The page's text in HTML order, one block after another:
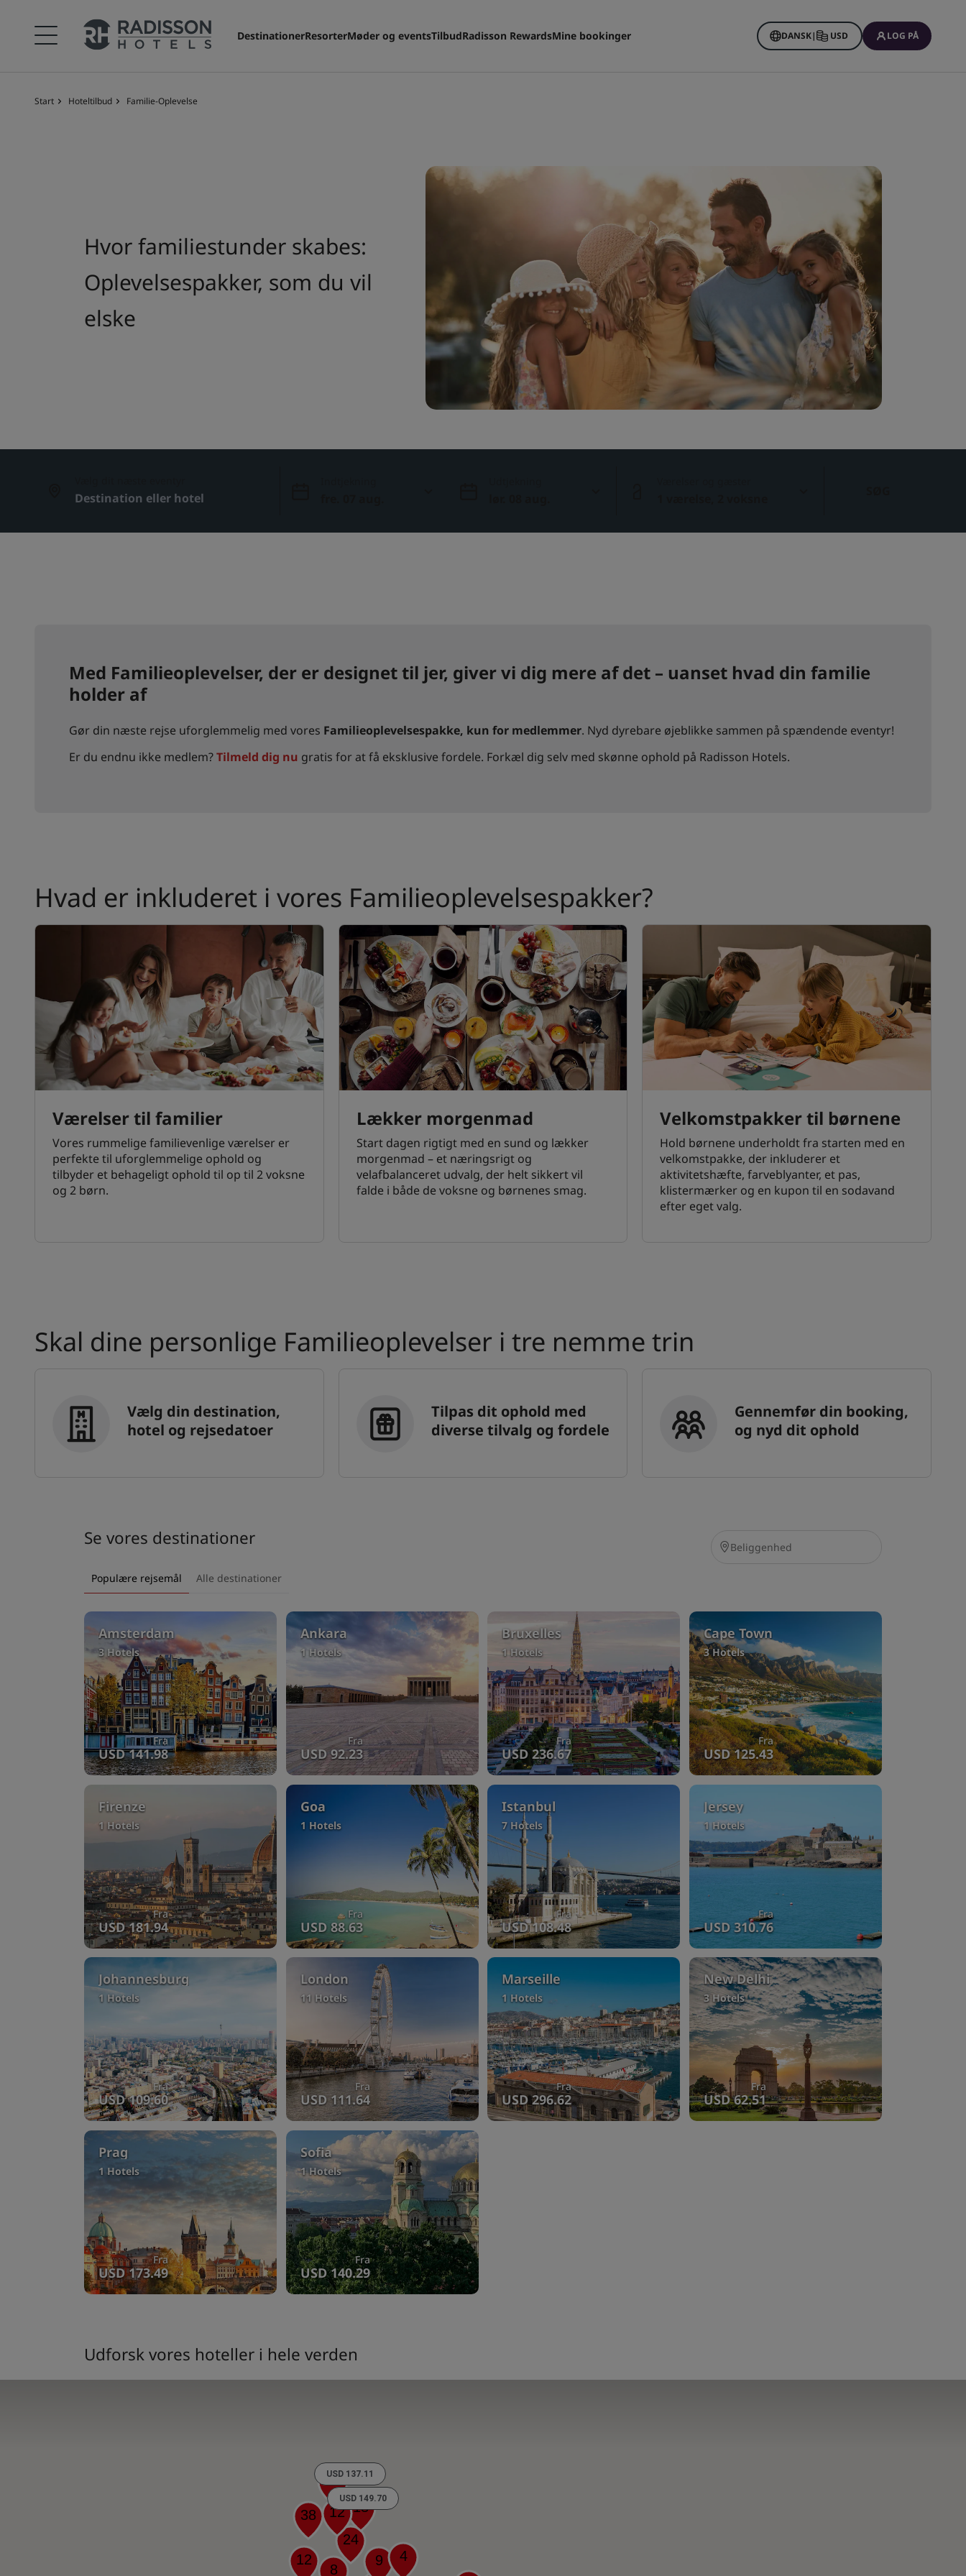
DestinationerResorterMøder og eventsTilbudRadisson RewardsMine bookinger DANSK| USD LOG PÅ
Start Hoteltilbud Familie-Oplevelse
Hvor familiestunder skabes:
Oplevelsespakker, som du vil
elske
Med Familieoplevelser, der er designet til jer, giver vi dig mere af det – uanset hvad din familie
holder af
Gør din næste rejse uforglemmelig med vores Familieoplevelsespakke, kun for medlemmer. Nyd dyrebare øjeblikke sammen på spændende eventyr!
Er du endnu ikke medlem?Tilmeld dig nu gratis for at få eksklusive fordele. Forkæl dig selv med skønne ophold på Radisson Hotels.
Hvad er inkluderet i vores Familieoplevelsespakker?
Værelser til familier
Vores rummelige familievenlige værelser er
perfekte til uforglemmelige ophold og
tilbyder et behageligt ophold til op til 2 voksne
og 2 børn.
Lækker morgenmad
Start dagen rigtigt med en sund og lækker
morgenmad – et næringsrigt og
velafbalanceret udvalg, der helt sikkert vil
falde i både de voksne og børnenes smag.
Velkomstpakker til børnene
Hold børnene underholdt fra starten med en
velkomstpakke, der inkluderer et
aktivitetshæfte, farveblyanter, et pas,
klistermærker og en kupon til en sodavand
efter eget valg.
Skal dine personlige Familieoplevelser i tre nemme trin
Vælg din destination,
hotel og rejsedatoer
Tilpas dit ophold med
diverse tilvalg og fordele
Gennemfør din booking,
og nyd dit ophold
Se vores destinationer
Populære rejsemål Alle destinationer
Amsterdam
3 Hotels
Fra
USD 141.98
Ankara
1 Hotels
Fra
USD 92.23
Bruxelles
1 Hotels
Fra
USD 236.67
Cape Town
3 Hotels
Fra
USD 125.43
Firenze
1 Hotels
Fra
USD 181.94
Goa
1 Hotels
Fra
USD 88.63
Istanbul
7 Hotels
Fra
USD 108.48
Jersey
1 Hotels
Fra
USD 310.76
Johannesburg
1 Hotels
Fra
USD 109.60
London
11 Hotels
Fra
USD 111.64
Marseille
1 Hotels
Fra
USD 296.62
New Delhi
3 Hotels
Fra
USD 62.51
Prag
1 Hotels
Fra
USD 173.49
Sofia
1 Hotels
Fra
USD 140.29
Udforsk vores hoteller i hele verden
USD 137.11
USD 149.70
12
38
24
13
12
8
9 4
4